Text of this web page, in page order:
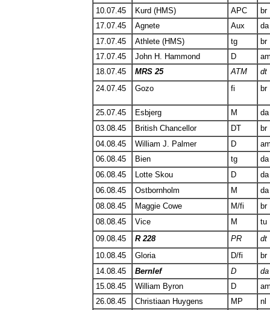
10.07.45
Kurd (HMS) APC
br
17.07.45
Agnete Aux
da
17.07.45
Athlete (HMS) tg
br
17.07.45
John H. Hammond D
18.07.45
MRS 25 ATM
dt
24.07.45
Gozo fi br
25.07.45 Esbjerg M
da
03.08.45
British Chancellor DT
br
04.08.45
William J. Palmer D
06.08.45
Bien tg
da
06.08.45
Lotte Skou D
da
06.08.45
Ostbornholm M
da
08.08.45
Maggie Cowe M/fi
br
08.08.45
Vice M
tu
09.08.45
R 228 PR
dt
10.08.45
Gloria D/fi
br
14.08.45
Bernlef D
da
15.08.45
William Byron D
26.08.45
Christiaan Huygens MP
nl